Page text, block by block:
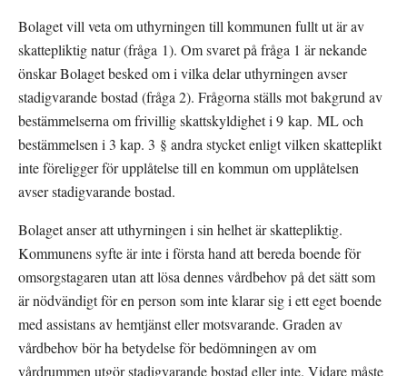
Bolaget vill veta om uthyrningen till kommunen fullt ut är av
skattepliktig natur (fråga 1). Om svaret på fråga 1 är nekande
önskar Bolaget besked om i vilka delar uthyrningen avser
stadigvarande bostad (fråga 2). Frågorna ställs mot bakgrund av
bestämmelserna om frivillig skattskyldighet i 9 kap. ML och
bestämmelsen i 3 kap. 3 § andra stycket enligt vilken skatteplikt
inte föreligger för upplåtelse till en kommun om upplåtelsen
avser stadigvarande bostad.
Bolaget anser att uthyrningen i sin helhet är skattepliktig.
Kommunens syfte är inte i första hand att bereda boende för
omsorgstagaren utan att lösa dennes vårdbehov på det sätt som
är nödvändigt för en person som inte klarar sig i ett eget boende
med assistans av hemtjänst eller motsvarande. Graden av
vårdbehov bör ha betydelse för bedömningen av om
vårdrummen utgör stadigvarande bostad eller inte. Vidare måste